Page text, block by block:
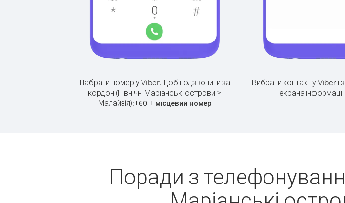
Набрати номер у Viber.Щоб подзвонити за
кордон (Північні Маріанські острови >
Малайзія):+60+ місцевий номер
Вибрати контакт у Viber і
екрана
Поради з